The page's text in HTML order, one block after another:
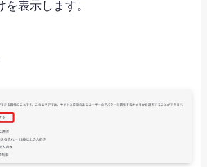
表示します。